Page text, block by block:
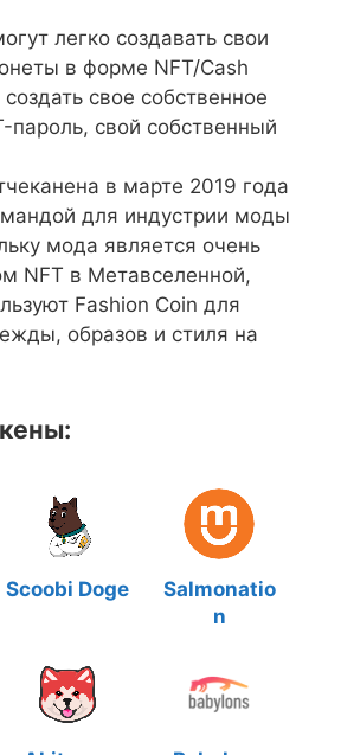
легко создавать свои
в форме NFT/Cash
свое собственное
пароль, свой собственный
в марте 2019 года
для индустрии моды
мода является очень
NFT в Метавселенной,
Fashion Coin для
образов и стиля на
Scoobi Doge
Salmonatio
n